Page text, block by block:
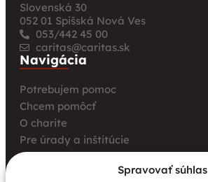
Spravovať súhlas
Slovenská 30
052 01 Spišská Nová Ves
053/442 45 00
caritas@caritas.sk
Navigácia
Potrebujem pomoc
Chcem pomôcť
O charite
Pre úrady a inštitúcie
Farské charity